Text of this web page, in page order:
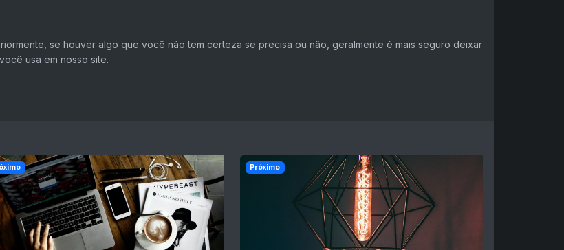
se houver algo que você não tem certeza se precisa ou não, geralmente é mais seguro deixar
usa em nosso site.
Próximo